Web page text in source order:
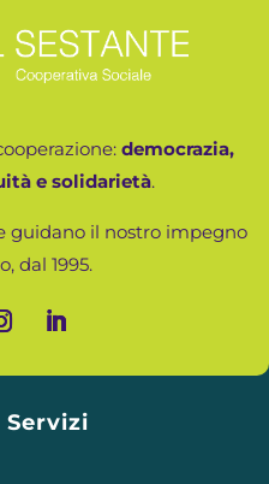
democrazia,
e solidarietà.
guidano il nostro impegno
dal 1995.